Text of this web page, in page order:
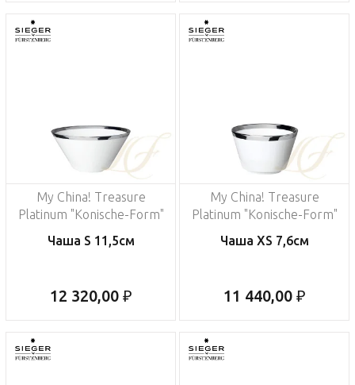
My China! Treasure
Platinum "Konische-Form"
Чаша S 11,5см
12 320,00 ₽
My China! Treasure
Platinum "Konische-Form"
Чаша XS 7,6см
11 440,00 ₽